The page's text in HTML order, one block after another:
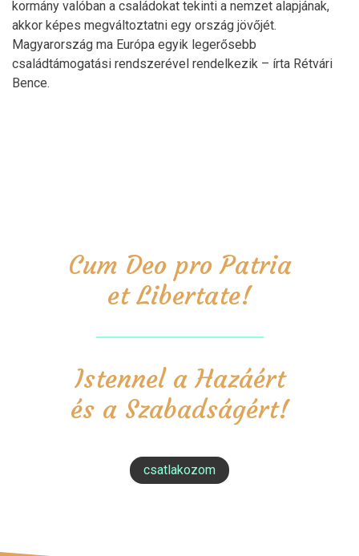
kormány valóban a családokat tekinti a nemzet alapjának,
akkor képes megváltoztatni egy ország jövőjét.
Magyarország ma Európa egyik legerősebb
családtámogatási rendszerével rendelkezik – írta Rétvári
Bence.
Cum Deo pro Patria
et Libertate!
Istennel a Hazáért
és a Szabadságért!
csatlakozom